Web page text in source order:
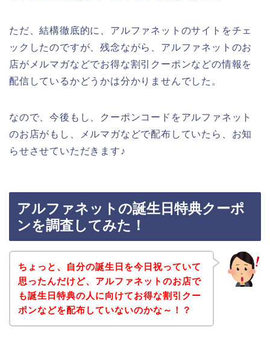
ただ、結構徹底的に、アルファネットのサイトをチェ
ックしたのですが、残念ながら、アルファネットのお
店がメルマガなどでお得な割引クーポンなどの情報を
配信しているかどうかは分かりませんでした。
なので、今後もし、クーポンコードをアルファネット
のお店がもし、メルマガなどで配布していたら、お知
らせさせていただきます♪
アルファネットの誕生日特典クーポ
ンを調査してみた！
ちょっと、自分の誕生日を今日祝っていて
思ったんだけど、アルファネットのお店で
も誕生日特典の人に向けてお得な割引クー
ポンなどを配布していないのかな～！？